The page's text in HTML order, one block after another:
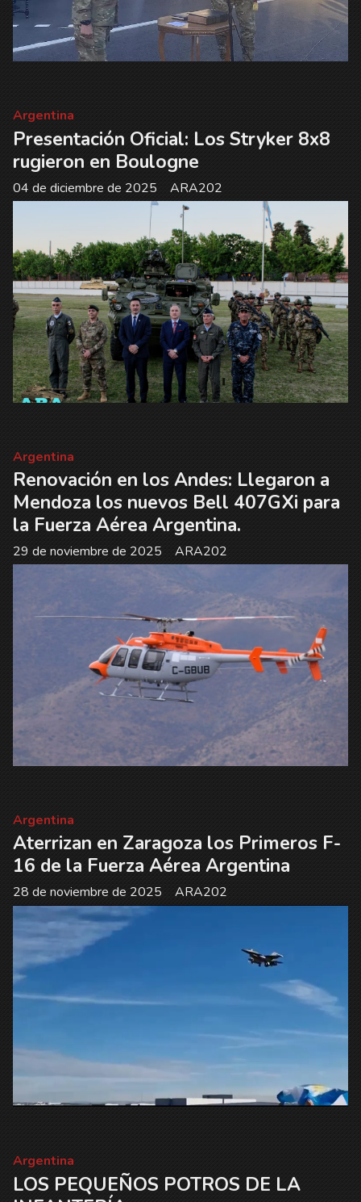
Presentación Oficial: Los Stryker 8x8
rugieron en Boulogne
ARA202
Argentina
04 de diciembre de 2025
Renovación en los Andes: Llegaron a
Mendoza los nuevos Bell 407GXi para
la Fuerza Aérea Argentina.
ARA202
Argentina
29 de noviembre de 2025
Aterrizan en Zaragoza los Primeros F-
16 de la Fuerza Aérea Argentina
ARA202
Argentina
28 de noviembre de 2025
LOS PEQUEÑOS POTROS DE LA
Argentina